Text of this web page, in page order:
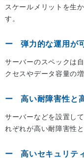
スケールメリットを生
す。
弾力的な運用が
サーバーのスペックは
クセスやデータ容量の
高い耐障害性と
サーバーなどを設置し
れぞれが高い耐障害性
高いセキュリテ